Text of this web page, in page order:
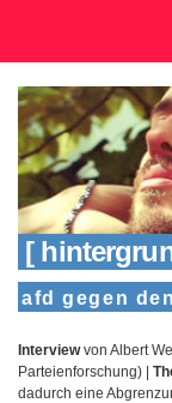
[
afd gegen
Interviewvon Albert
Parteienforschung) |
dadurch eine